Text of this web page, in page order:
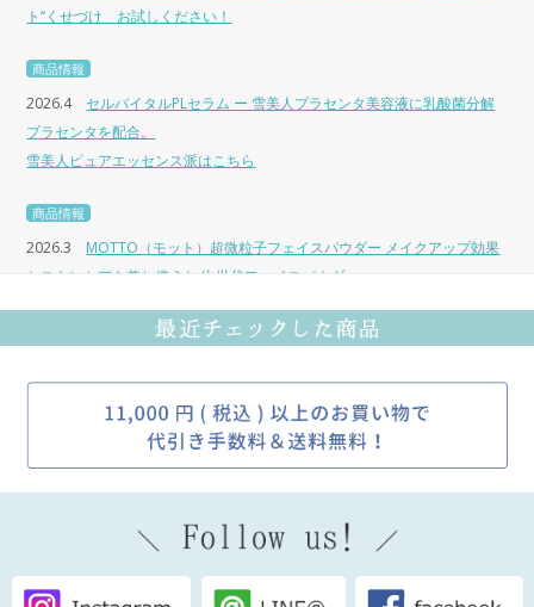
ト‘‘くせづけ お試しください！
商品情報
2026.4 セルバイタルPLセラム ー 雪美人プラセンタ美容液に乳酸菌分解
プラセンタを配合。
雪美人ピュアエッセンス派はこちら
商品情報
2026.3 MOTTO（モット）超微粒子フェイスパウダー メイクアップ効果
とスキンケアを兼ね備えた 次世代フェイスパウダー。
サポート。数多くのサロンで 愛され続ける大人気サプリメントです。
2026.1
『グリーンモンスター』 生搾り青汁入り乳酸菌で、腸活と美容を